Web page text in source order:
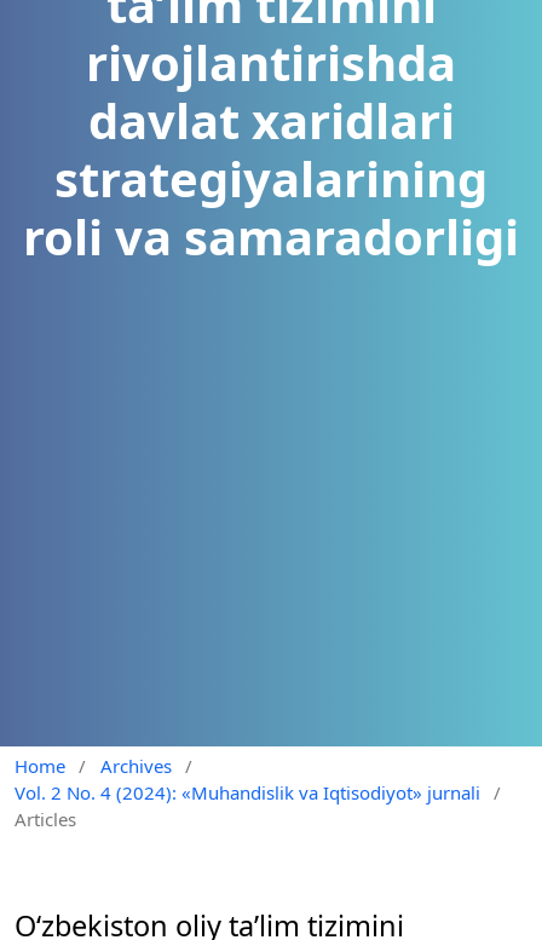
rivojlantirishda
davlat xaridlari
strategiyalarining
roli va samaradorligi
Home / Archives /
Vol. 2 No. 4 (2024): «Muhandislik va Iqtisodiyot» jurnali
/
Articles
O‘zbekiston oliy taʼlim tizimini